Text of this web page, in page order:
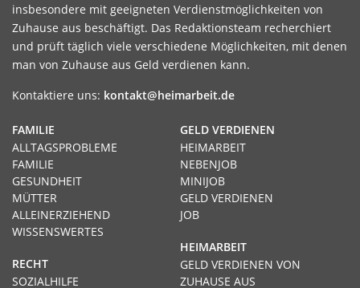
insbesondere mit geeigneten Verdienstmöglichkeiten von
Zuhause aus beschäftigt. Das Redaktionsteam recherchiert
und prüft täglich viele verschiedene Möglichkeiten, mit denen
man von Zuhause aus Geld verdienen kann.
Kontaktiere uns: kontakt@heimarbeit.de
GELD VERDIENEN
HEIMARBEIT
NEBENJOB
MINIJOB
GELD VERDIENEN
JOB
HEIMARBEIT
GELD VERDIENEN VON
ZUHAUSE AUS
FAMILIE
ALLTAGSPROBLEME
FAMILIE
GESUNDHEIT
MÜTTER
ALLEINERZIEHEND
WISSENSWERTES
RECHT
SOZIALHILFE